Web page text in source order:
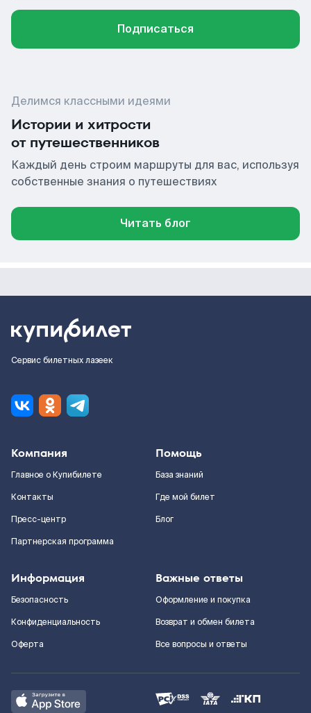
Подписаться
Делимся классными идеями
Истории и хитрости
от путешественников
Каждый день строим маршруты для вас, используя
собственные знания о путешествиях
Читать блог
Сервис билетных лазеек
Компания
Главное о Купибилете
Контакты
Пресс-центр
Партнерская программа
Помощь
База знаний
Где мой билет
Блог
Информация
Безопасность
Конфиденциальность
Оферта
Важные ответы
Оформление и покупка
Возврат и обмен билета
Все вопросы и ответы